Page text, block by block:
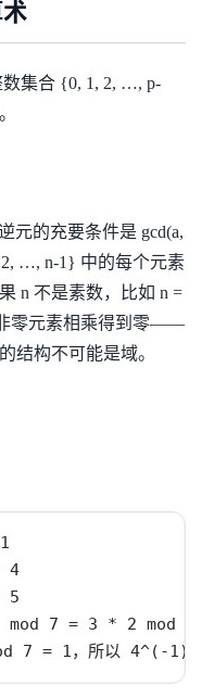
数集合 {0, 1, 2, …, p-
元的充要条件是 gcd(a,
…, n-1} 中的每个元素
n 不是素数，比如 n =
零元素相乘得到零——
结构不可能是域。
4
5
7 = 3 * 2 mod 7
7 = 1，所以 4^(-1) =